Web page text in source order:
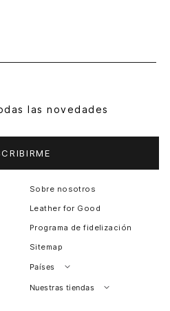
las novedades
Sobre nosotros
Leather for Good
Programa de fidelización
Sitemap
Países
Perú
Nuestras tiendas